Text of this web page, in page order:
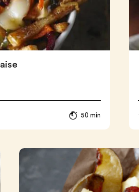
50 min